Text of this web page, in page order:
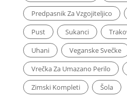
Predpasnik Za Vzgojiteljico
Pust
Sukanci
Uhani
Veganske Svečke
Vrečka Za Umazano Perilo
Zimski Kompleti
Šola